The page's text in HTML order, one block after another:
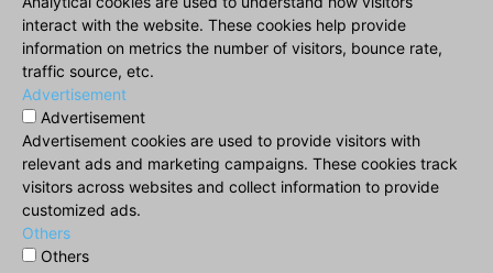
interact with the website. These cookies help provide
information on metrics the number of visitors, bounce rate,
traffic source, etc.
Advertisement
Advertisement
Advertisement cookies are used to provide visitors with
relevant ads and marketing campaigns. These cookies track
visitors across websites and collect information to provide
customized ads.
Others
Others